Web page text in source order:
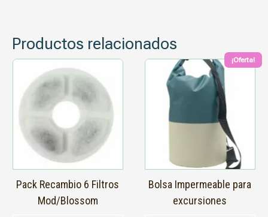
Productos relacionados
Pack Recambio 6 Filtros
Mod/Blossom
¡Oferta!
Bolsa Impermeable para
excursiones
Este
producto
múltiples
variantes.
pueden
elegir
en